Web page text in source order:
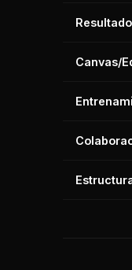
Resultado
Canvas/